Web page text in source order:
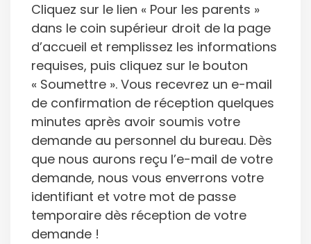
Cliquez sur le lien « Pour les parents »
dans le coin supérieur droit de la page
d’accueil et remplissez les informations
requises, puis cliquez sur le bouton
« Soumettre ». Vous recevrez un e-mail
de confirmation de réception quelques
minutes après avoir soumis votre
demande au personnel du bureau. Dès
que nous aurons reçu l’e-mail de votre
demande, nous vous enverrons votre
identifiant et votre mot de passe
temporaire dès réception de votre
demande !